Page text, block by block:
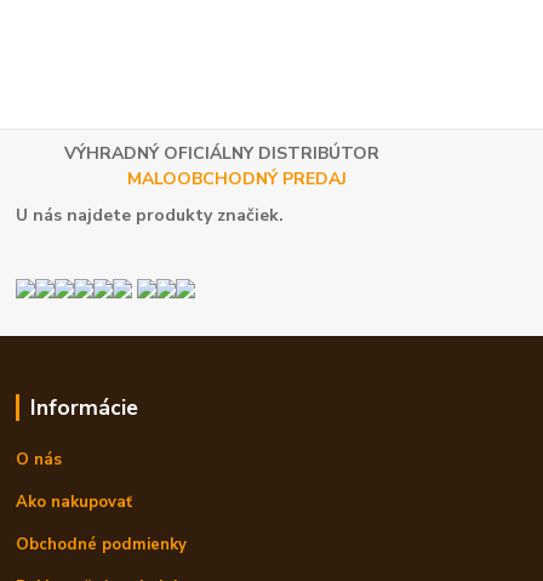
VÝHRADNÝ OFICIÁLNY DISTRIBÚTOR
MALOOBCHODNÝ PREDAJ
U nás najdete produkty značiek.
Informácie
O nás
Ako nakupovať
Obchodné podmienky